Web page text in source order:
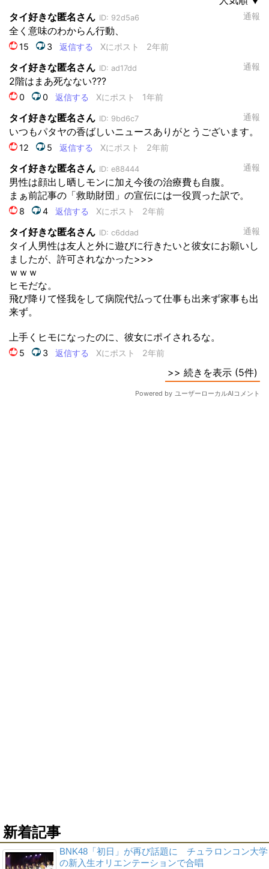
新着記事
BNK48「初日」が再び話題に チュラロンコン大学
の新入生オリエンテーションで合唱